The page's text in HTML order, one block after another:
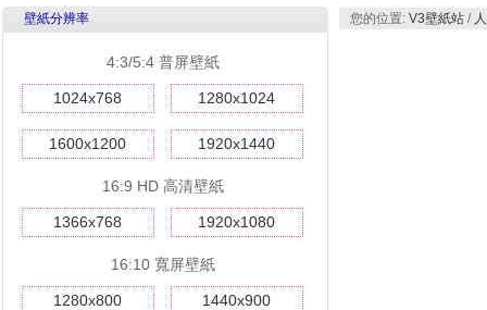
壁紙分辨率
4:3/5:4 普屏壁紙
1024x768 1280x1024
1600x1200 1920x1440
16:9 HD 高清壁紙
1366x768 1920x1080
16:10 寬屏壁紙
1280x800 1440x900
您的位置: V3壁紙站 /